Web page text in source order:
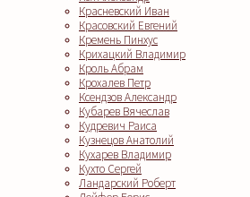
Красневский Иван
Красовский Евгений
Кремень Пинхус
Крихацкий Владимир
Кроль Абрам
Крохалев Петр
Ксендзов Александр
Кубарев Вячеслав
Кудревич Раиса
Кузнецов Анатолий
Кухарев Владимир
Кухто Сергей
Ландарский Роберт